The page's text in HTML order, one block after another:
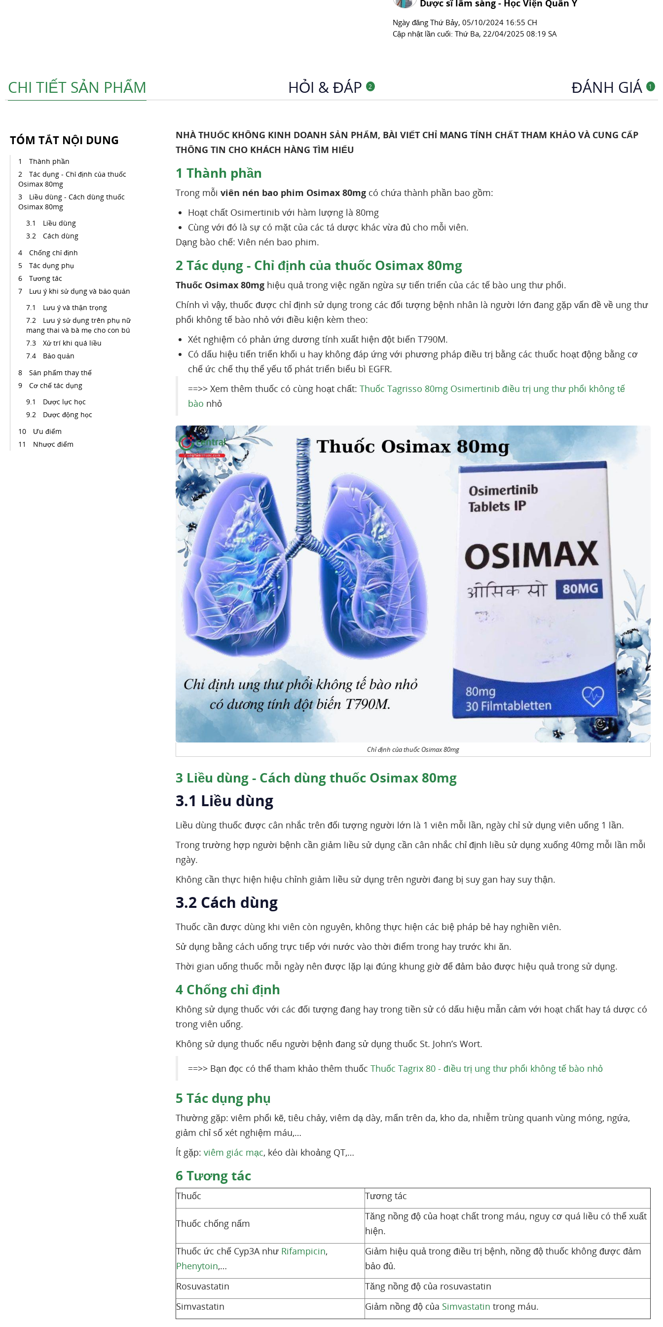
Dược sĩ lâm sàng - Học Viện Quân Y
Ngày đăng Thứ Bảy, 05/10/2024 16:55 CH
Cập nhật lần cuối: Thứ Ba, 22/04/2025 08:19 SA
CHI TIẾT SẢN PHẨM HỎI & ĐÁP 2 ĐÁNH GIÁ 1
TÓM TẮT NỘI DUNG
Thành phần
Tác dụng - Chỉ định của thuốc
Osimax 80mg
Liều dùng - Cách dùng thuốc
Osimax 80mg
Liều dùng
Cách dùng
Chống chỉ định
Tác dụng phụ
Tương tác
Lưu ý khi sử dụng và bảo quản
Lưu ý và thận trọng
Lưu ý sử dụng trên phụ nữ
mang thai và bà mẹ cho con bú
Xử trí khi quá liều
Bảo quản
Sản phẩm thay thế
Cơ chế tác dụng
Dược lực học
Dược động học
Ưu điểm
Nhược điểm
NHÀ THUỐC KHÔNG KINH DOANH SẢN PHẨM, BÀI VIẾT CHỈ MANG TÍNH CHẤT THAM KHẢO VÀ CUNG CẤP
THÔNG TIN CHO KHÁCH HÀNG TÌM HIỂU
1 Thành phần
Trong mỗi viên nén bao phim Osimax 80mg có chứa thành phần bao gồm:
Hoạt chất Osimertinib với hàm lượng là 80mg
Cùng với đó là sự có mặt của các tá dược khác vừa đủ cho mỗi viên.
Dạng bào chế: Viên nén bao phim.
2 Tác dụng - Chỉ định của thuốc Osimax 80mg
Thuốc Osimax 80mg hiệu quả trong việc ngăn ngừa sự tiến triển của các tế bào ung thư phổi.
Chính vì vậy, thuốc được chỉ định sử dụng trong các đối tượng bệnh nhân là người lớn đang gặp vấn đề về ung thư
phổi không tế bào nhỏ với điều kiện kèm theo:
Xét nghiệm có phản ứng dương tính xuất hiện đột biến T790M.
Có dấu hiệu tiến triển khối u hay không đáp ứng với phương pháp điều trị bằng các thuốc hoạt động bằng cơ
chế ức chế thụ thể yếu tố phát triển biểu bì EGFR.
==>> Xem thêm thuốc có cùng hoạt chất: Thuốc Tagrisso 80mg Osimertinib điều trị ung thư phổi không tế
bào nhỏ
Chỉ định của thuốc Osimax 80mg
3 Liều dùng - Cách dùng thuốc Osimax 80mg
3.1 Liều dùng
Liều dùng thuốc được cân nhắc trên đối tượng người lớn là 1 viên mỗi lần, ngày chỉ sử dụng viên uống 1 lần.
Trong trường hợp người bệnh cần giảm liều sử dụng cần cân nhắc chỉ định liều sử dụng xuống 40mg mỗi lần mỗi
ngày.
Không cần thực hiện hiệu chỉnh giảm liều sử dụng trên người đang bị suy gan hay suy thận.
3.2 Cách dùng
Thuốc cần được dùng khi viên còn nguyên, không thực hiện các biệ pháp bẻ hay nghiền viên.
Sử dụng bằng cách uống trực tiếp với nước vào thời điểm trong hay trước khi ăn.
Thời gian uống thuốc mỗi ngày nên được lặp lại đúng khung giờ để đảm bảo được hiệu quả trong sử dụng.
4 Chống chỉ định
Không sử dụng thuốc với các đối tượng đang hay trong tiền sử có dấu hiệu mẫn cảm với hoạt chất hay tá dược có
trong viên uống.
Không sử dụng thuốc nếu người bệnh đang sử dụng thuốc St. John’s Wort.
==>> Bạn đọc có thể tham khảo thêm thuốc Thuốc Tagrix 80 - điều trị ung thư phổi không tế bào nhỏ
5 Tác dụng phụ
Thường gặp: viêm phổi kẽ, tiêu chảy, viêm dạ dày, mẩn trên da, kho da, nhiễm trùng quanh vùng móng, ngứa,
giảm chỉ số xét nghiệm máu,…
Ít gặp: viêm giác mạc, kéo dài khoảng QT,…
6 Tương tác
Thuốc Tương tác
Thuốc chống nấm
Tăng nồng độ của hoạt chất trong máu, nguy cơ quá liều có thể xuất
hiện.
Thuốc ức chế Cyp3A như Rifampicin,
Phenytoin,…
Giảm hiệu quả trong điều trị bệnh, nồng độ thuốc không được đảm
bảo đủ.
Rosuvastatin
Tăng nồng độ của rosuvastatin
Simvastatin
Giảm nồng độ của Simvastatin trong máu.